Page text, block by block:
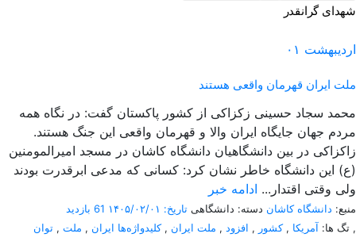
شهدای گرانقدر
۰۱ اردیبهشت
ملت ایران قهرمان واقعی هستند
محمد سجاد حسینی زکزاکی از کشور پاکستان گفت: در نگاه همه
مردم جهان جایگاه ایران والا و قهرمان واقعی این جنگ هستند.
زاکزاکی در بین دانشگاهیان دانشگاه کاشان در مسجد امیرالمومنین
(ع) این دانشگاه خاطر نشان کرد: کسانی که مدعی ابرقدرت بودند
ولی وقتی اقتدار... ادامه خبر
منبع: دانشگاه کاشان دسته: دانشگاهی تاریخ: ۱۴۰۵/۰۲/۰۱
61 بازدید
تگ ها: آمریکا ,کشور , افزود , ملت ایران ,کلیدواژه‌ها ایران , ملت , توان ,